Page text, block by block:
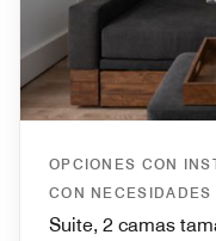
OPCIONES CON
CON NECESIDADES
Suite, 2 camas